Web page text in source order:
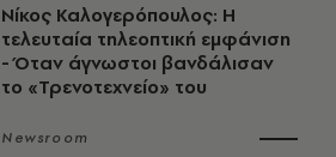
Νίκος Καλογερόπουλος: Η
τελευταία τηλεοπτική εμφάνιση
- Όταν άγνωστοι βανδάλισαν
το «Τρενοτεχνείο» του
Newsroom